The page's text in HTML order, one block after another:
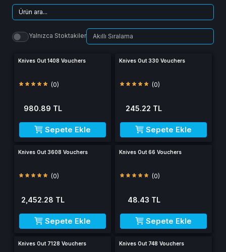
Yalnızca Stoktakiler
Knives Out 1408 Vouchers
(0)
980.89 TL
Sepete Ekle
Knives Out 330 Vouchers
(0)
245.22 TL
Sepete Ekle
Knives Out 3608 Vouchers
(0)
2,452.28 TL
Sepete Ekle
Knives Out 66 Vouchers
(0)
48.43 TL
Sepete Ekle
Knives Out 7128 Vouchers Knives Out 748 Vouchers